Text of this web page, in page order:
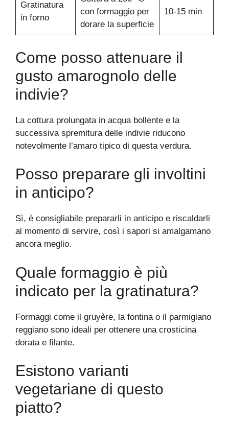
Gratinatura
in forno
con formaggio per
dorare la superficie
10-15 min
Come posso attenuare il
gusto amarognolo delle
indivie?
La cottura prolungata in acqua bollente e la
successiva spremitura delle indivie riducono
notevolmente l’amaro tipico di questa verdura.
Posso preparare gli involtini
in anticipo?
Sì, è consigliabile prepararli in anticipo e riscaldarli
al momento di servire, così i sapori si amalgamano
ancora meglio.
Quale formaggio è più
indicato per la gratinatura?
Formaggi come il gruyère, la fontina o il parmigiano
reggiano sono ideali per ottenere una crosticina
dorata e filante.
Esistono varianti
vegetariane di questo
piatto?